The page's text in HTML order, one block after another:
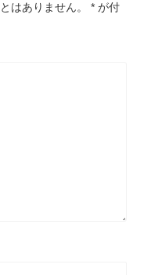
はありません。 * が付